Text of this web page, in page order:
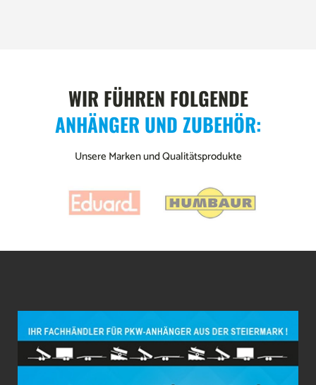
WIR FÜHREN FOLGENDE
ANHÄNGER UND ZUBEHÖR:
Unsere Marken und Qualitätsprodukte